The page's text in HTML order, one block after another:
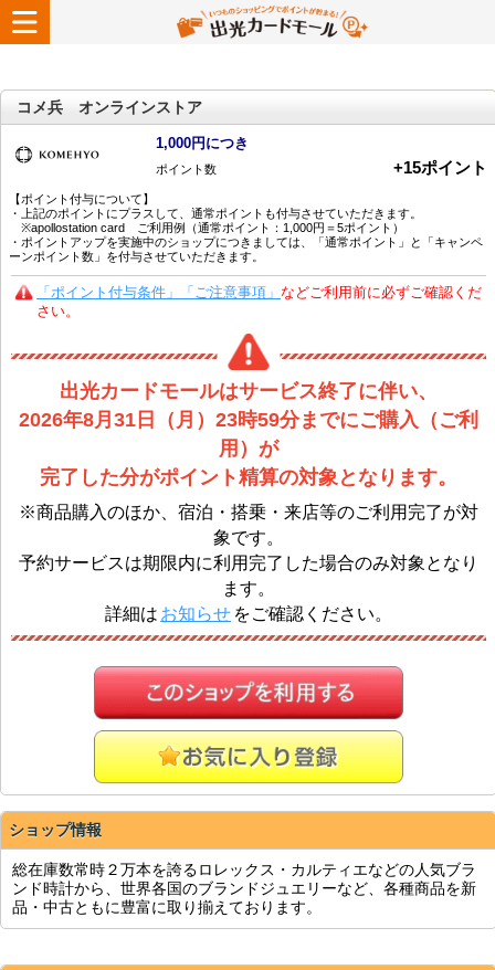
コメ兵 オンラインストア
1,000円につき
ポイント数 +15ポイント
【ポイント付与について】
・上記のポイントにプラスして、通常ポイントも付与させていただきます。
※apollostation card ご利用例（通常ポイント：1,000円＝5ポイント）
・ポイントアップを実施中のショップにつきましては、「通常ポイント」と「キャンペ
ーンポイント数」を付与させていただきます。
「ポイント付与条件」「ご注意事項」 などご利用前に必ずご確認くだ
さい。
出光カードモールはサービス終了に伴い、
2026年8月31日（月）23時59分までにご購入（ご利
用）が
完了した分がポイント精算の対象となります。
※商品購入のほか、宿泊・搭乗・来店等のご利用完了が対
象です。
予約サービスは期限内に利用完了した場合のみ対象となり
ます。
詳細は お知らせ をご確認ください。
ショップ情報
総在庫数常時２万本を誇るロレックス・カルティエなどの人気ブラ
ンド時計から、世界各国のブランドジュエリーなど、各種商品を新
品・中古ともに豊富に取り揃えております。